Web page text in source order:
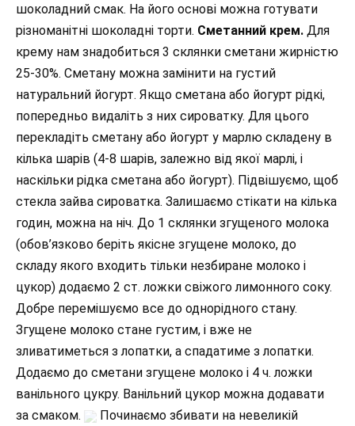
шоколадний смак. На його основі можна готувати
різноманітні шоколадні торти. Сметанний крем. Для
крему нам знадобиться 3 склянки сметани жирністю
25-30%. Сметану можна замінити на густий
натуральний йогурт. Якщо сметана або йогурт рідкі,
попередньо видаліть з них сироватку. Для цього
перекладіть сметану або йогурт у марлю складену в
кілька шарів (4-8 шарів, залежно від якої марлі, і
наскільки рідка сметана або йогурт). Підвішуємо, щоб
стекла зайва сироватка. Залишаємо стікати на кілька
годин, можна на ніч. До 1 склянки згущеного молока
(обов’язково беріть якісне згущене молоко, до
складу якого входить тільки незбиране молоко і
цукор) додаємо 2 ст. ложки свіжого лимонного соку.
Добре перемішуємо все до однорідного стану.
Згущене молоко стане густим, і вже не
зливатиметься з лопатки, а спадатиме з лопатки.
Додаємо до сметани згущене молоко і 4 ч. ложки
ванільного цукру. Ванільний цукор можна додавати
за смаком.
Починаємо збивати на невеликій